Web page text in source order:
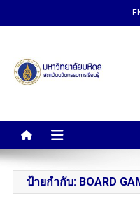
สถาบันนวัต
ป้ายกำกับ: BOARD